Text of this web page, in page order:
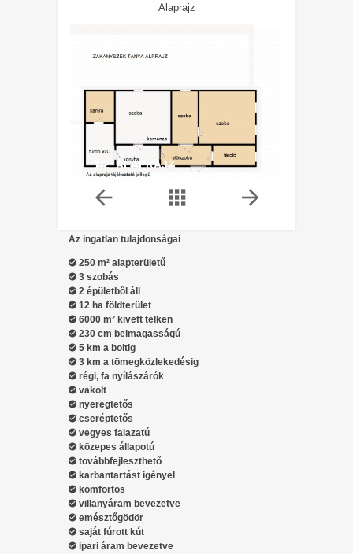
Alaprajz
1/2 ALAPRAJZ
Az ingatlan tulajdonságai
250 m² alapterületű
3 szobás
2 épületből áll
12 ha földterület
6000 m² kivett telken
230 cm belmagasságú
5 km a boltig
3 km a tömegközlekedésig
régi, fa nyílászárók
vakolt
nyeregtetős
cseréptetős
vegyes falazatú
közepes állapotú
továbbfejleszthető
karbantartást igényel
komfortos
villanyáram bevezetve
emésztőgödör
saját fúrott kút
ipari áram bevezetve